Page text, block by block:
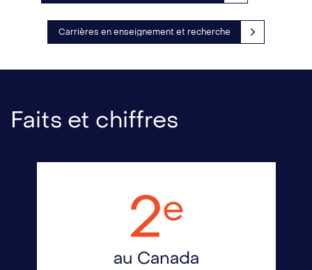
Carrières en enseignement et recherche
Faits et chiffres
2e
au Canada